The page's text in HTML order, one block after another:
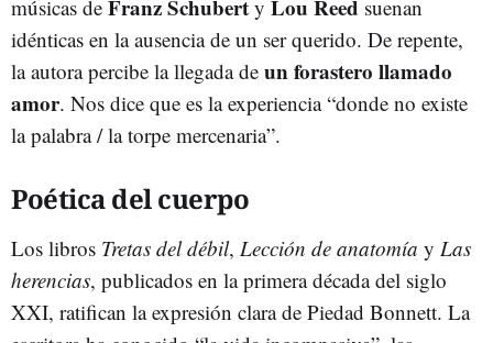
músicas de Franz Schubert y Lou Reed suenan
idénticas en la ausencia de un ser querido. De repente,
la autora percibe la llegada de un forastero llamado
amor. Nos dice que es la experiencia “donde no existe
la palabra / la torpe mercenaria”.
Poética del cuerpo
Los libros Tretas del débil, Lección de anatomía y Las
herencias, publicados en la primera década del siglo
XXI, ratifican la expresión clara de Piedad Bonnett. La